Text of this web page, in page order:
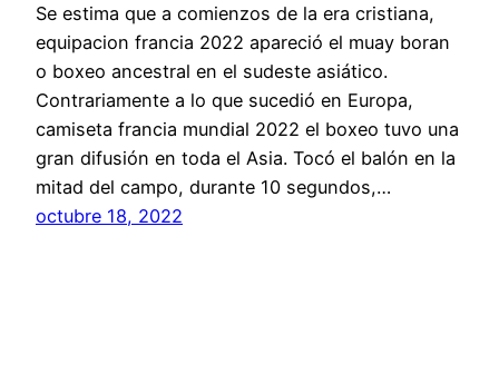
Se estima que a comienzos de la era cristiana,
equipacion francia 2022 apareció el muay boran
o boxeo ancestral en el sudeste asiático.
Contrariamente a lo que sucedió en Europa,
camiseta francia mundial 2022 el boxeo tuvo una
gran difusión en toda el Asia. Tocó el balón en la
mitad del campo, durante 10 segundos,…
octubre 18, 2022